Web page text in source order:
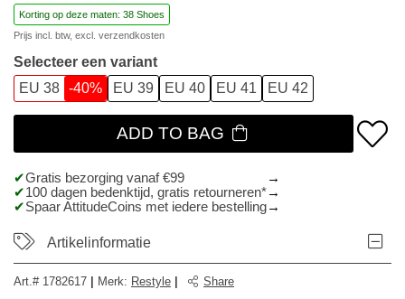
Korting op deze maten: 38 Shoes
Prijs incl. btw, excl. verzendkosten
Selecteer een variant
EU 38 -40% EU 39 EU 40 EU 41 EU 42
ADD TO BAG
Gratis bezorging vanaf €99
100 dagen bedenktijd, gratis retourneren*
Spaar AttitudeCoins met iedere bestelling
Artikelinformatie
Art.# 1782617 Merk: Restyle Share